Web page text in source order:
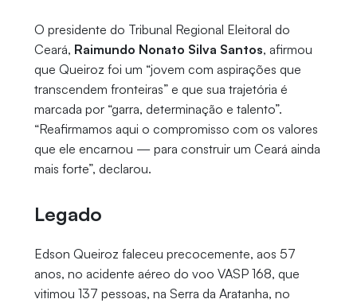
O presidente do Tribunal Regional Eleitoral do
Ceará, Raimundo Nonato Silva Santos, afirmou
que Queiroz foi um “jovem com aspirações que
transcendem fronteiras” e que sua trajetória é
marcada por “garra, determinação e talento”.
“Reafirmamos aqui o compromisso com os valores
que ele encarnou — para construir um Ceará ainda
mais forte”, declarou.
Legado
Edson Queiroz faleceu precocemente, aos 57
anos, no acidente aéreo do voo VASP 168, que
vitimou 137 pessoas, na Serra da Aratanha, no